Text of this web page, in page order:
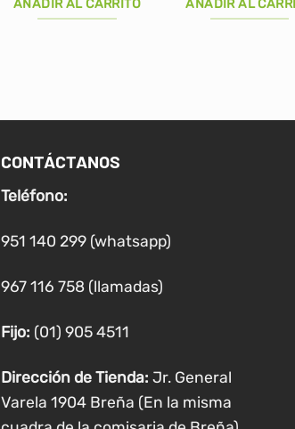
era:
AÑADIR AL CARRITO
era:
AÑADIR AL
CONTÁCTANOS
Teléfono:
951 140 299 (whatsapp)
967 116 758 (llamadas)
Fijo: (01) 905 4511
Dirección de Tienda: Jr. General
Varela 1904 Breña (En la misma